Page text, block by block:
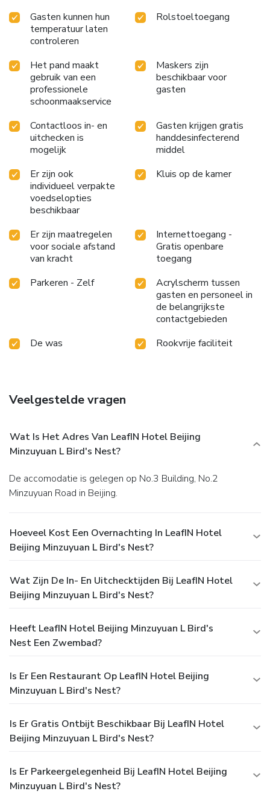
Gasten kunnen hun
temperatuur laten
controleren
Rolstoeltoegang
Het pand maakt
gebruik van een
professionele
schoonmaakservice
Maskers zijn
beschikbaar voor
gasten
Contactloos in- en
uitchecken is
mogelijk
Gasten krijgen gratis
handdesinfecterend
middel
Er zijn ook
individueel verpakte
voedselopties
beschikbaar
Kluis op de kamer
Er zijn maatregelen
voor sociale afstand
van kracht
Internettoegang -
Gratis openbare
toegang
Parkeren - Zelf
Acrylscherm tussen
gasten en personeel in
de belangrijkste
contactgebieden
De was
Rookvrije faciliteit
Veelgestelde vragen
Wat Is Het Adres Van LeafIN Hotel Beijing
Minzuyuan L Bird's Nest?
De accomodatie is gelegen op No.3 Building, No.2
Minzuyuan Road in Beijing.
Hoeveel Kost Een Overnachting In LeafIN Hotel
Beijing Minzuyuan L Bird's Nest?
Wat Zijn De In- En Uitchecktijden Bij LeafIN Hotel
Beijing Minzuyuan L Bird's Nest?
Heeft LeafIN Hotel Beijing Minzuyuan L Bird's
Nest Een Zwembad?
Is Er Een Restaurant Op LeafIN Hotel Beijing
Minzuyuan L Bird's Nest?
Is Er Gratis Ontbijt Beschikbaar Bij LeafIN Hotel
Beijing Minzuyuan L Bird's Nest?
Is Er Parkeergelegenheid Bij LeafIN Hotel Beijing
Minzuyuan L Bird's Nest?